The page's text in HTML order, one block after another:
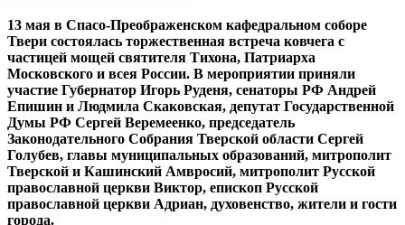
13 мая в Спасо-Преображенском кафедральном соборе
Твери состоялась торжественная встреча ковчега с
частицей мощей святителя Тихона, Патриарха
Московского и всея России. В мероприятии приняли
участие Губернатор Игорь Руденя, сенаторы РФ Андрей
Епишин и Людмила Скаковская, депутат Государственной
Думы РФ Сергей Веремеенко, председатель
Законодательного Собрания Тверской области Сергей
Голубев, главы муниципальных образований, митрополит
Тверской и Кашинский Амвросий, митрополит Русской
православной церкви Виктор, епископ Русской
православной церкви Адриан, духовенство, жители и гости
города.